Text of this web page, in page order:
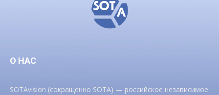
О НАС
SOTAvision (сокращенно SOTA) — российское независимое